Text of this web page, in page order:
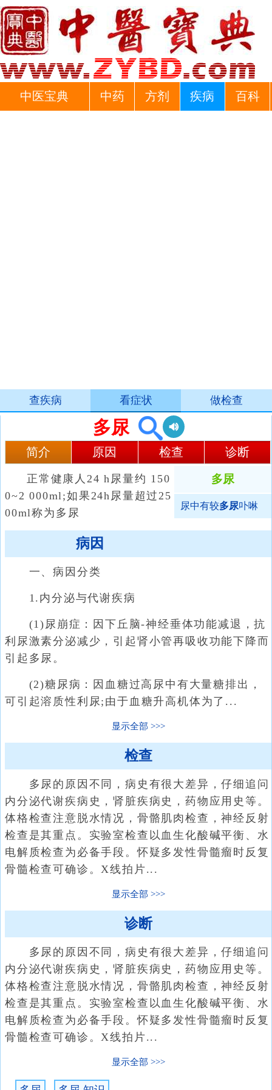
中医宝典 中药 方剂 疾病 百科
查疾病 看症状 做检查
多尿
简介 原因 检查 诊断
多尿
尿中有较多尿卟啉
正常健康人24 h尿量约 150
0~2 000ml;如果24h尿量超过25
00ml称为多尿
病因
一、病因分类
1.内分泌与代谢疾病
(1)尿崩症：因下丘脑-神经垂体功能减退，抗
利尿激素分泌减少，引起肾小管再吸收功能下降而
引起多尿。
(2)糖尿病：因血糖过高尿中有大量糖排出，
可引起溶质性利尿;由于血糖升高机体为了...
显示全部
检查
多尿的原因不同，病史有很大差异，仔细追问
内分泌代谢疾病史，肾脏疾病史，药物应用史等。
体格检查注意脱水情况，骨骼肌肉检查，神经反射
检查是其重点。实验室检查以血生化酸碱平衡、水
电解质检查为必备手段。怀疑多发性骨髓瘤时反复
骨髓检查可确诊。X线拍片...
显示全部
诊断
多尿的原因不同，病史有很大差异，仔细追问
内分泌代谢疾病史，肾脏疾病史，药物应用史等。
体格检查注意脱水情况，骨骼肌肉检查，神经反射
检查是其重点。实验室检查以血生化酸碱平衡、水
电解质检查为必备手段。怀疑多发性骨髓瘤时反复
骨髓检查可确诊。X线拍片...
显示全部